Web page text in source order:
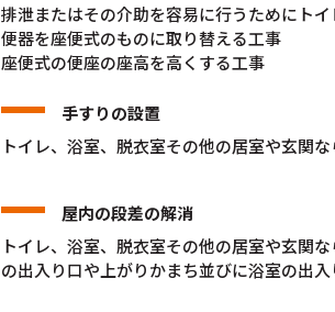
排泄またはその介助を容易に行うためにト
便器を座便式のものに取り替える工事
座便式の便座の座高を高くする工事
手すりの設置
トイレ、浴室、脱衣室その他の居室や玄関
屋内の段差の解消
トイレ、浴室、脱衣室その他の居室や玄関
の出入り口や上がりかまち並びに浴室の出